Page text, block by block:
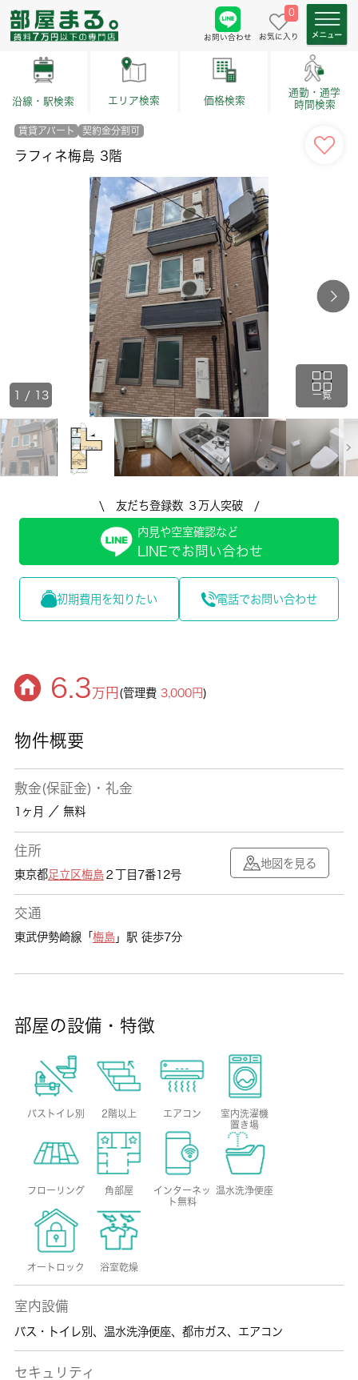
お問い合わせ
0
お気に入り
沿線・駅検索 エリア検索 価格検索
通勤・通学
時間検索
賃貸アパート 契約金分割可
ラフィネ梅島 3階
一覧
1 / 13
\ 友だち登録数 ３万人突破 /
内見や空室確認など
LINEでお問い合わせ
初期費用を知りたい 電話でお問い合わせ
6.3万円 (管理費3,000円)
物件概要
敷金(保証金)・礼金
1ヶ月 ／ 無料
住所
東京都足立区梅島２丁目7番12号
地図を見る
交通
東武伊勢崎線「 梅島」駅 徒歩7分
部屋の設備・特徴
バストイレ別 2階以上 エアコン
室内洗濯機
置き場
フローリング 角部屋
インターネッ
ト無料
温水洗浄便座
オートロック 浴室乾燥
室内設備
バス・トイレ別 、 温水洗浄便座、 都市ガス、 エアコン
セキュリティ